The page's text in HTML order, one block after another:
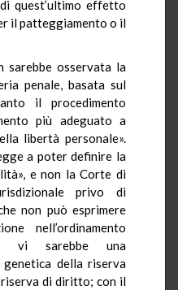
quest’ultimo effetto
il patteggiamento o il
sarebbe osservata la
penale, basata sul
il procedimento
più adeguato a
libertà personale».
a poter definire la
e non la Corte di
privo di
non può esprimere
nell’ordinamento
vi sarebbe una
genetica della riserva
di diritto; con il